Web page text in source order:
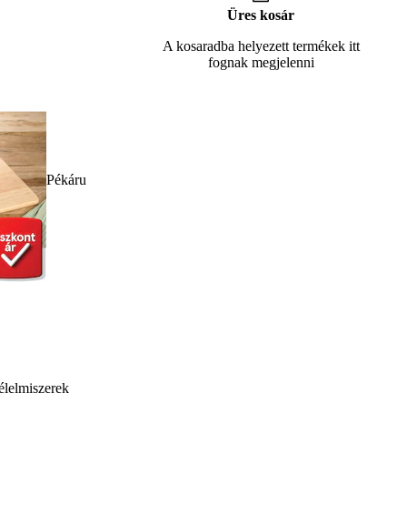
Pékáru
Üres kosár
A kosaradba helyezett termékek itt
fognak megjelenni